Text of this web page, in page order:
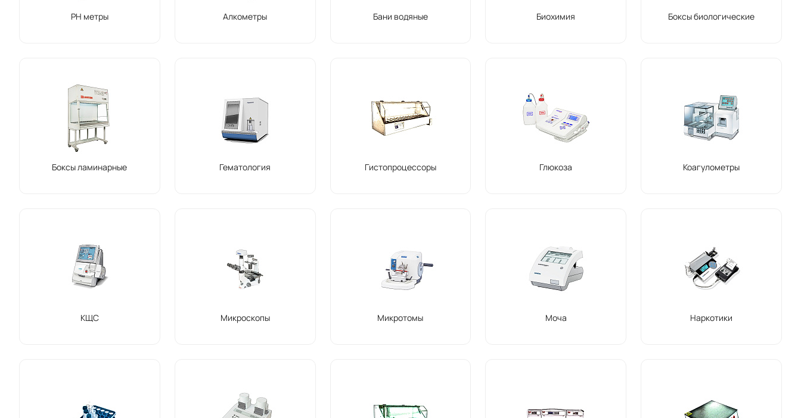
PH метры Алкометры Бани водяные Биохимия Боксы биологические
Боксы ламинарные Гематология Гистопроцессоры Глюкоза Коагулометры
КЩС Микроскопы Микротомы Моча Наркотики